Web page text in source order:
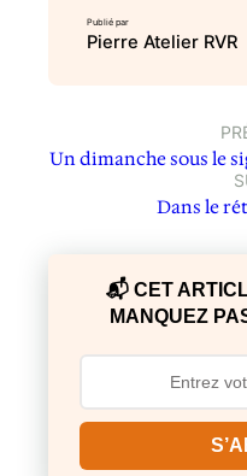
Publié par
Pierre Atelier RVR
Un dimanche sous le
Dans le
📬 CET
MANQUEZ